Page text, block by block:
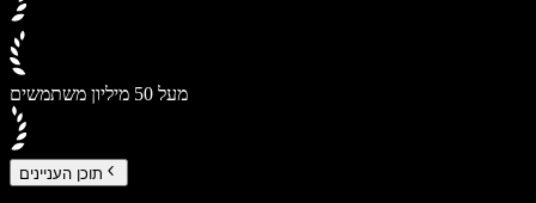
מעל 50 מיליון משתמשים
תוכן העניינים